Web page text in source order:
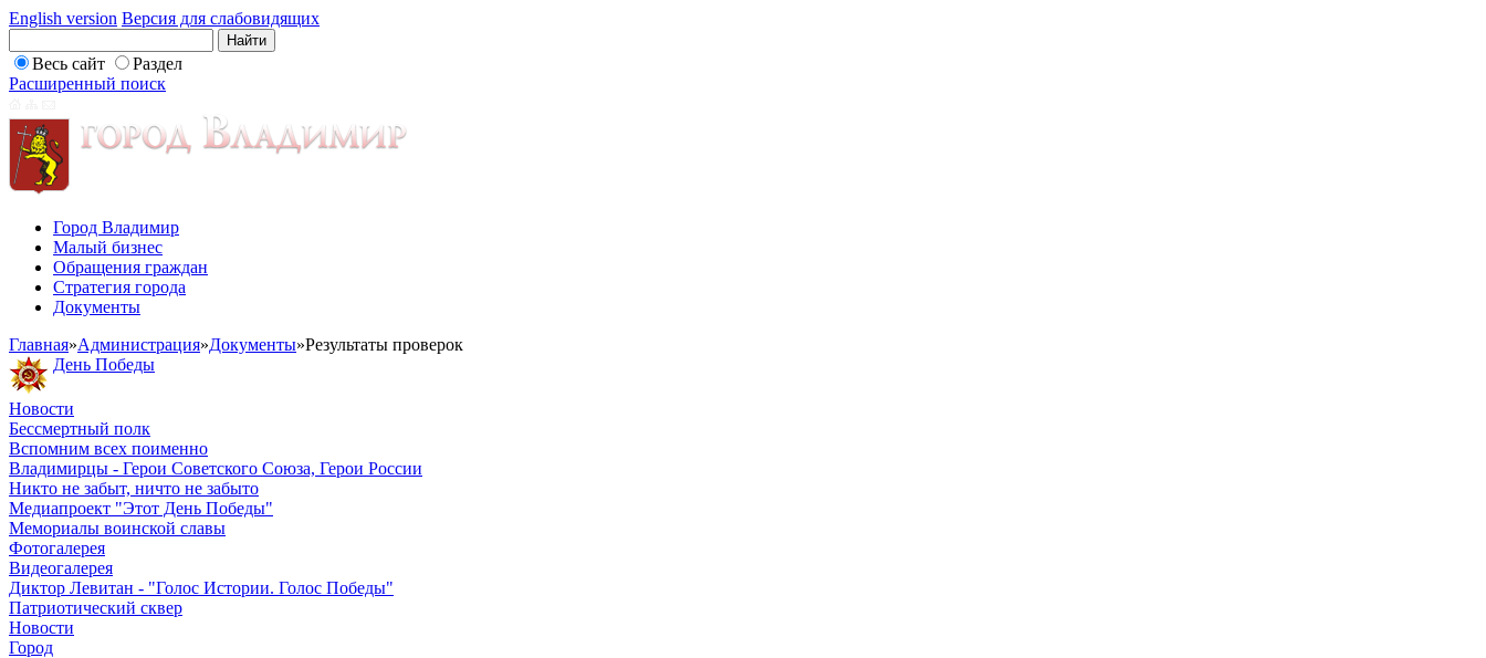
English version Версия для слабовидящих
Весь сайт
Раздел
Расширенный поиск
Город Владимир
Малый бизнес
Обращения граждан
Стратегия города
Документы
Главная»Администрация»Документы»Результаты проверок
День Победы
Новости
Бессмертный полк
Вспомним всех поименно
Владимирцы - Герои Советского Союза, Герои России
Никто не забыт, ничто не забыто
Медиапроект "Этот День Победы"
Мемориалы воинской славы
Фотогалерея
Видеогалерея
Диктор Левитан - "Голос Истории. Голос Победы"
Патриотический сквер
Новости
Город